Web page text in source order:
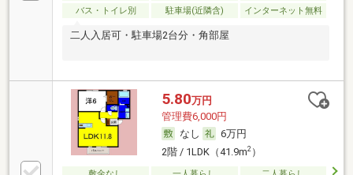
バス・トイレ別
駐車場(近隣含) インターネット無料
二人入居可・駐車場2台分・角部屋
5.80万円
管理費6,000円
なし
6万円
2階 / 1LDK（41.9m2）